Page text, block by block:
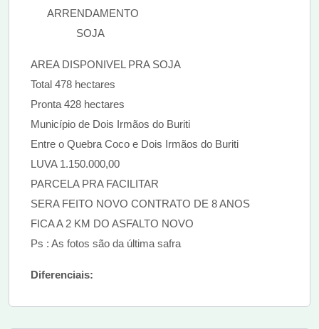
ARRENDAMENTO
SOJA
AREA DISPONIVEL PRA SOJA
Total 478 hectares
Pronta 428 hectares
Município de Dois Irmãos do Buriti
Entre o Quebra Coco e Dois Irmãos do Buriti
LUVA 1.150.000,00
PARCELA PRA FACILITAR
SERA FEITO NOVO CONTRATO DE 8 ANOS
FICA A 2 KM DO ASFALTO NOVO
Ps : As fotos são da última safra
Diferenciais: